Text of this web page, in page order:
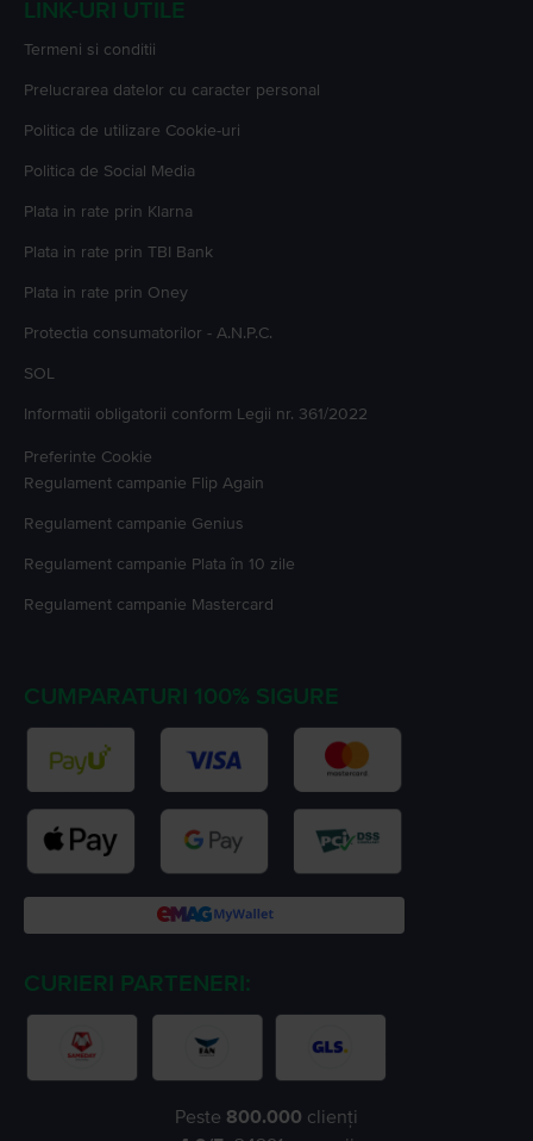
LINK-URI UTILE
Termeni si conditii
Prelucrarea datelor cu caracter personal
Politica de utilizare Cookie-uri
Politica de Social Media
Plata in rate prin Klarna
Plata in rate prin TBI Bank
Plata in rate prin Oney
Protectia consumatorilor - A.N.P.C.
SOL
Informatii obligatorii conform Legii nr. 361/2022
Preferinte Cookie
Regulament campanie Flip Again
Regulament campanie Genius
Regulament campanie Plata în 10 zile
Regulament campanie Mastercard
CUMPARATURI 100% SIGURE
CURIERI PARTENERI:
Peste 800.000 clienți